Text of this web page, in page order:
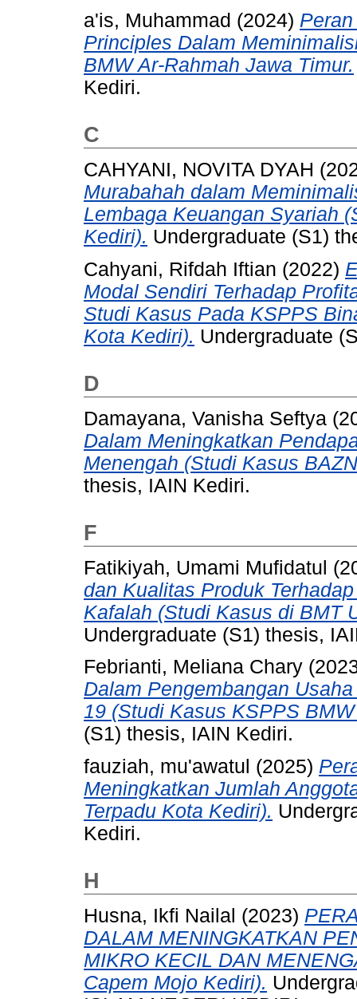
a'is, Muhammad (2024)
Principles Dalam
BMW Ar-Rahmah Jawa Timur.
Kediri.
C
CAHYANI, NOVITA DYAH
Murabahah dalam
Lembaga Keuangan Syariah
Kediri). Undergraduate (S1)
Cahyani, Rifdah Iftian (2022)
Modal Sendiri Terhadap
Studi Kasus Pada KSPPS
Kota Kediri). Undergraduate
D
Damayana, Vanisha Seftya
Dalam Meningkatkan
Menengah (Studi Kasus
thesis, IAIN Kediri.
F
Fatikiyah, Umami Mufidatul
dan Kualitas Produk
Kafalah (Studi Kasus di BMT
Undergraduate (S1) thesis,
Febrianti, Meliana Chary
Dalam Pengembangan
19 (Studi Kasus KSPPS
(S1) thesis, IAIN Kediri.
fauziah, mu'awatul (2025)
Meningkatkan Jumlah
Terpadu Kota Kediri).
Kediri.
H
Husna, Ikfi Nailal (2023)
DALAM MENINGKATKAN
MIKRO KECIL DAN
Capem Mojo Kediri).